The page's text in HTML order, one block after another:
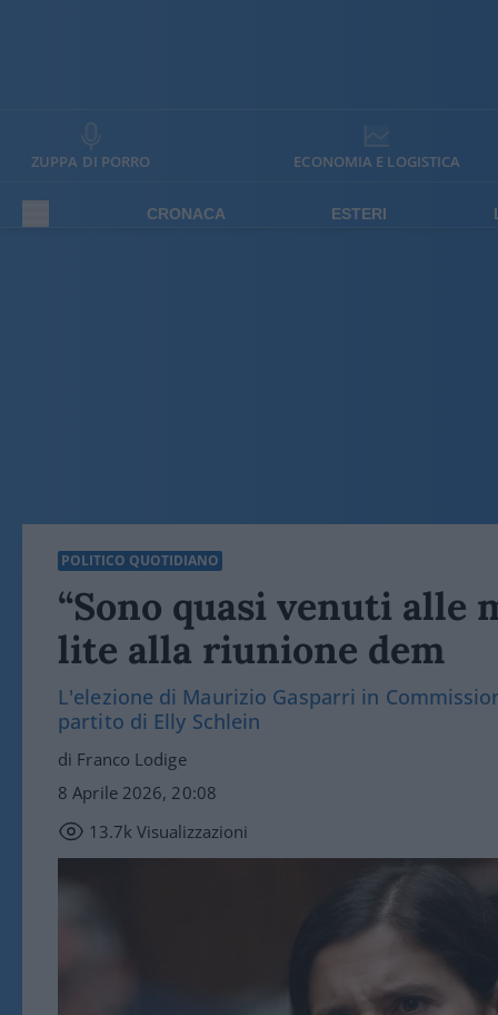
ZUPPA DI PORRO ECONOMIA E LOGISTICA
CRONACA ESTERI
POLITICO QUOTIDIANO
“Sono quasi venuti alle
lite alla riunione dem
L'elezione di Maurizio Gasparri in
partito di Elly Schlein
di Franco Lodige
8 Aprile 2026, 20:08
13.7k Visualizzazioni